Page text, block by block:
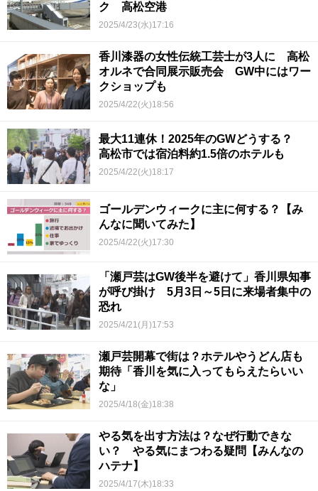
ク 高松空港
2025/4/23(水)17:16
香川漆器の女性伝統工芸士が3人に 高松
オルネで合同展示販売会 GW中にはワー
クショップも
2025/4/22(火)18:56
最大11連休！2025年のGWどうする？
高松市では宿泊料約1.5倍のホテルも
2025/4/22(火)18:17
ゴールデンウィークに主に何する？【み
んなに聞いてみた】
2025/4/22(火)17:30
「瀬戸芸はGW後半を避けて」香川県知事
が呼び掛け 5月3日～5日に来場者集中の
恐れ
2025/4/21(月)17:53
瀬戸芸開幕で街は？ホテルやうどん店も
期待「香川を気に入ってもらえたらいい
な」
2025/4/18(金)18:38
やる気を出す方法は？なぜ行動できな
い？ やる気にまつわる疑問【みんなの
ハテナ】
2025/4/17(木)18:33